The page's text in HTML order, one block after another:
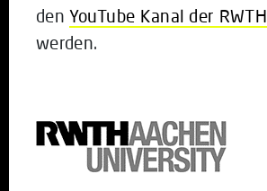
denYouTube Kanal der RWTH
werden.